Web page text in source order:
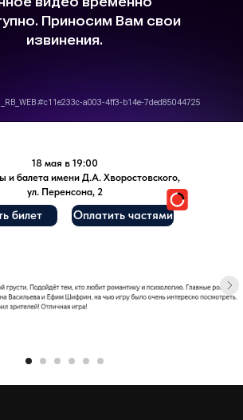
билет Оплатить частями
18 мая в 19:00
и балета имени Д.А. Хворостовского,
ул. Перенсона, 2